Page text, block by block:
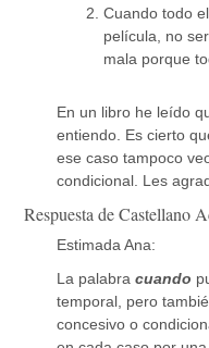
Cuando todo
película, no
mala porque
En un libro he leído
entiendo. Es cierto
ese caso tampoco
condicional. Les
Respuesta de Castellano
Estimada Ana:
La palabracuando
temporal, pero
concesivo o